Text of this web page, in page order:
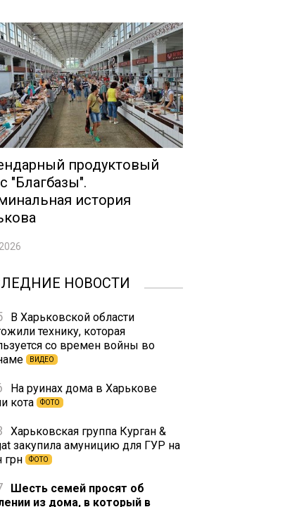
продуктовый
"Благбазы".
история
НОВОСТИ
В Харьковской области
технику, которая
со времен войны во
ВИДЕО
На руинах дома в Харькове
кота
ФОТО
Харьковская группа Курган &
закупила амуницию для ГУР на
грн
ФОТО
Шесть семей просят об
из дома, в который в